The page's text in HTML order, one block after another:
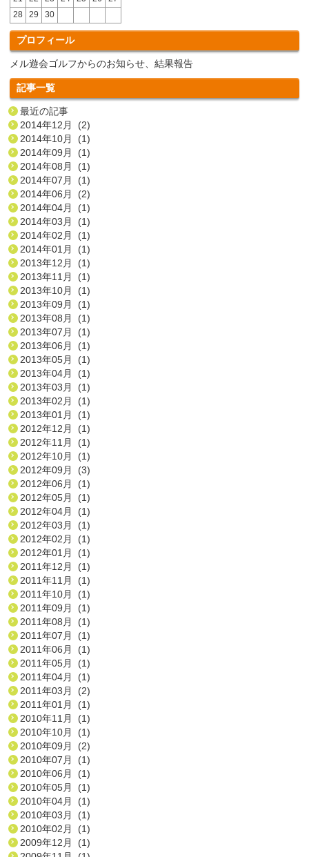
28
29 30
プロフィール
メル遊会ゴルフからのお知らせ、結果報告
記事一覧
最近の記事
2014年12月 (2)
2014年10月 (1)
2014年09月 (1)
2014年08月 (1)
2014年07月 (1)
2014年06月 (2)
2014年04月 (1)
2014年03月 (1)
2014年02月 (1)
2014年01月 (1)
2013年12月 (1)
2013年11月 (1)
2013年10月 (1)
2013年09月 (1)
2013年08月 (1)
2013年07月 (1)
2013年06月 (1)
2013年05月 (1)
2013年04月 (1)
2013年03月 (1)
2013年02月 (1)
2013年01月 (1)
2012年12月 (1)
2012年11月 (1)
2012年10月 (1)
2012年09月 (3)
2012年06月 (1)
2012年05月 (1)
2012年04月 (1)
2012年03月 (1)
2012年02月 (1)
2012年01月 (1)
2011年12月 (1)
2011年11月 (1)
2011年10月 (1)
2011年09月 (1)
2011年08月 (1)
2011年07月 (1)
2011年06月 (1)
2011年05月 (1)
2011年04月 (1)
2011年03月 (2)
2011年01月 (1)
2010年11月 (1)
2010年10月 (1)
2010年09月 (2)
2010年07月 (1)
2010年06月 (1)
2010年05月 (1)
2010年04月 (1)
2010年03月 (1)
2010年02月 (1)
2009年12月 (1)